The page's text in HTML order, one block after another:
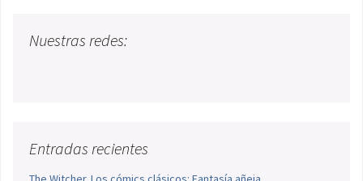
Nuestras redes:
Entradas recientes